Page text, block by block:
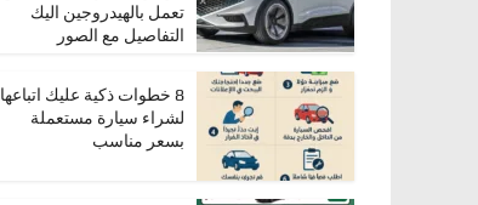
تعمل بالهيدروجين اليك
التفاصيل مع الصور
8 خطوات ذكية عليك اتباعها
لشراء سيارة مستعملة
بسعر مناسب